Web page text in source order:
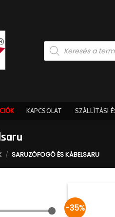
Products
search
KAPCSOLAT SZÁLLÍTÁSI
/ SARUZÓFOGÓ ÉS KÁBELSARU
-35%